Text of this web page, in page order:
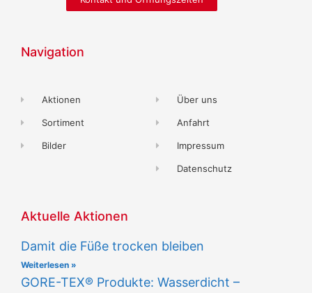
Navigation
Aktionen
Sortiment
Bilder
Über uns
Anfahrt
Impressum
Datenschutz
Aktuelle Aktionen
Damit die Füße trocken bleiben
Weiterlesen »
GORE-TEX® Produkte: Wasserdicht –